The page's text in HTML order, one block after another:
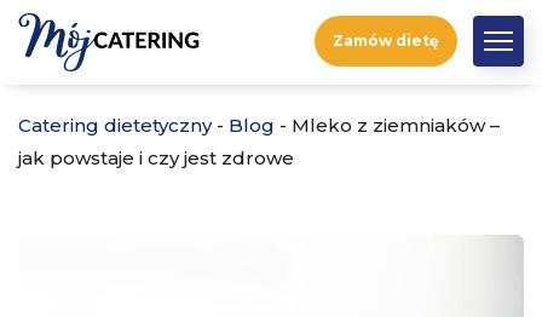
Zamów dietę
Catering dietetyczny- Blog - Mleko z ziemniaków –
jak powstaje i czy jest zdrowe